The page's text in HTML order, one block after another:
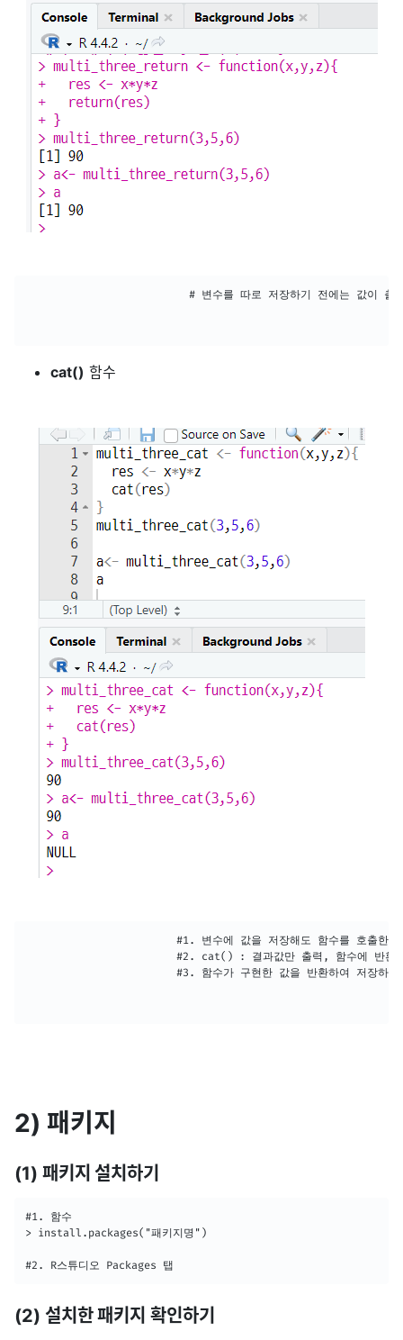
cat() 함수
#2. cat() : 결과값만 출력, 함수에 반환
#3. 함수가 구현한 값을 반환하여 저장하
2) 패키지
(1) 패키지 설치하기
#1. 함수
> install.packages("패키지명")
#2. R스튜디오 Packages 탭
(2) 설치한 패키지 확인하기